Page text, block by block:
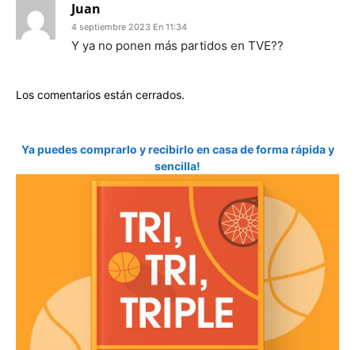
Juan
4 septiembre 2023 En 11:34
Y ya no ponen más partidos en TVE??
Los comentarios están cerrados.
Ya puedes comprarlo y recibirlo en casa de forma rápida y
sencilla!